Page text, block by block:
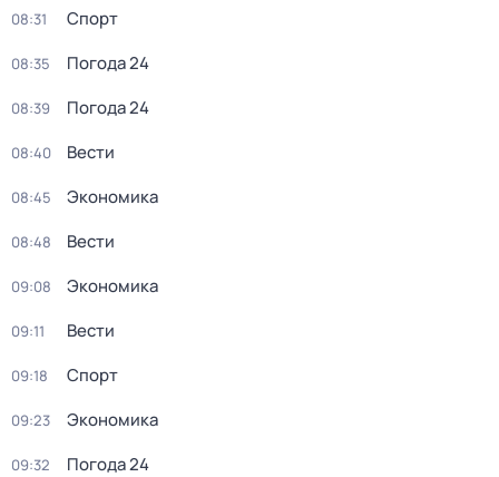
08:31 Спорт
08:35 Погода 24
08:39 Погода 24
08:40 Вести
08:45 Экономика
08:48 Вести
09:08 Экономика
09:11 Вести
09:18 Спорт
09:23 Экономика
09:32 Погода 24